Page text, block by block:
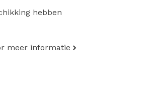
hebben
meer informatie